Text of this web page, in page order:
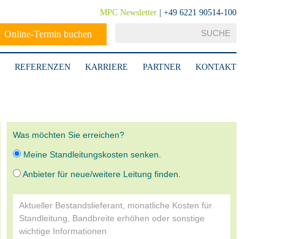
MPC Newsletter | +49 6221 90514-100
Online-Termin buchen
REFERENZEN KARRIERE PARTNER KONTAKT
Was möchten Sie erreichen?
Meine Standleitungskosten senken.
Anbieter für neue/weitere Leitung finden.